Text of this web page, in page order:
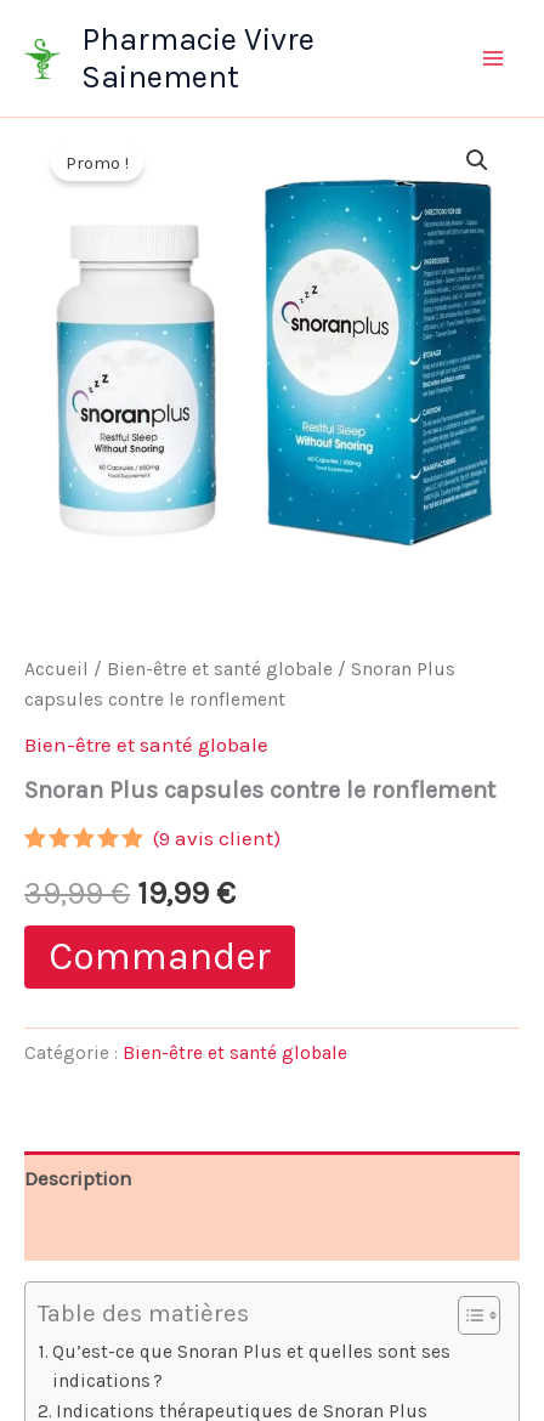
contenu
Pharmacie Vivre
Sainement
Promo !
Accueil / Bien-être et santé globale / Snoran Plus
capsules contre le ronflement
Bien-être et santé globale
Snoran Plus capsules contre le ronflement
sur 5
basé sur
notations
client
(9 avis client)
39,99€ Le
prix
initial
était :
19,99 €Le
prix
actuel
est :
Commander
Catégorie : Bien-être et santé globale
Description
Table des matières
Qu’est-ce que Snoran Plus et quelles sont ses
indications ?
Indications thérapeutiques de Snoran Plus